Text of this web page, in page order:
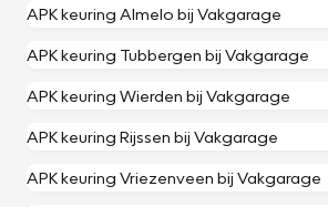
APK keuring Almelo bij Vakgarage
APK keuring Tubbergen bij Vakgarage
APK keuring Wierden bij Vakgarage
APK keuring Rijssen bij Vakgarage
APK keuring Vriezenveen bij Vakgarage